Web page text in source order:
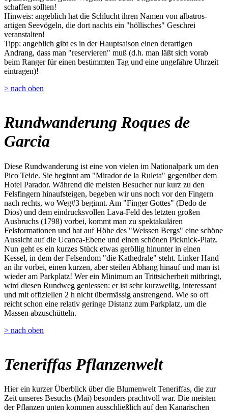
schaffen sollten!
Hinweis: angeblich hat die Schlucht ihren Namen von albatros-
artigen Seevögeln, die dort nachts ein "höllisches" Geschrei
veranstalten!
Tipp: angeblich gibt es in der Hauptsaison einen derartigen
Andrang, dass man "reservieren" muß (d.h. man läßt sich vorab
beim Ranger für einen bestimmten Tag und eine ungefähre Uhrzeit
eintragen)!
> nach oben
Rundwanderung Roques de
Garcia
Diese Rundwanderung ist eine von vielen im Nationalpark um den
Pico Teide. Sie beginnt am "Mirador de la Ruleta" gegenüber dem
Hotel Parador. Während die meisten Besucher nur kurz zu den
Felsfingern hinaufsteigen, begeben wir uns noch vor den Fingern
nach rechts, wo Weg#3 beginnt. Am "Finger Gottes" (Dedo de
Dios) und dem eindrucksvollen Lava-Feld des letzten großen
Ausbruchs (1798) vorbei, kommt man zu spektakulären
Felsformationen und hat auf Höhe des "Weissen Bergs" eine schöne
Aussicht auf die Ucanca-Ebene und einen schönen Picknick-Platz.
Nun geht es ein kurzes Stück etwas geröllig hinunter in einen
Kessel, in dem der Felsendom "die Kathedrale" steht. Linker Hand
an ihr vorbei, einen kurzen, aber steilen Abhang hinauf und man ist
wieder am Parkplatz! Wer ein Minimum an Trittsicherheit mitbringt,
wird diesen Rundweg geniessen: er ist sehr kurzweilig, interessant
und mit offiziellen 2 h nicht übermässig anstrengend. Wie so oft
reicht schon eine relativ geringe Distanz zum Parkplatz, um die
Massen abzuschütteln.
> nach oben
Teneriffas Pflanzenwelt
Hier ein kurzer Überblick über die Blumenwelt Teneriffas, die zur
Zeit unseres Besuchs (Mai) besonders prachtvoll war. Die meisten
der Pflanzen unten kommen ausschließlich auf den Kanarischen